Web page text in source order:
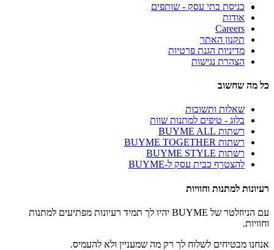
כניסת בתי עסק - שותפים
אודות
Careers
תקנון האתר
מדיניות הגנת פרטיות
הצהרת נגישות
כל מה שחשוב
שאלות ותשובות
בלוג - טיפים למתנות שוות
רשתות BUYME ALL
רשתות BUYME TOGETHER
רשתות BUYME STYLE
להצטרף כבית עסק ל-BUYME
רעיונות למתנות וחוויות
עם הניוזלטר של BUYME יהיו לך תמיד רעיונות מפתיעים למתנות
וחוויות.
אנחנו מבטיחים לשלוח לך רק מה שמעניין ולא להעמיס.